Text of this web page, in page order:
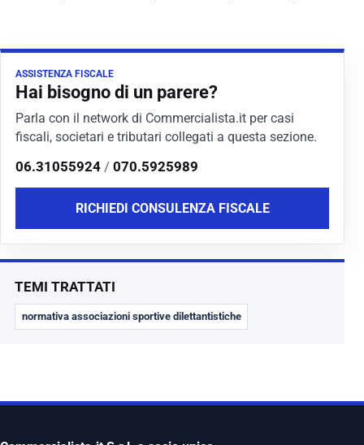
ASSISTENZA FISCALE
Hai bisogno di un parere?
Parla con il network di Commercialista.it per casi
fiscali, societari e tributari collegati a questa sezione.
06.31055924 / 070.5925989
RICHIEDI CONSULENZA FISCALE
TEMI TRATTATI
normativa associazioni sportive dilettantistiche